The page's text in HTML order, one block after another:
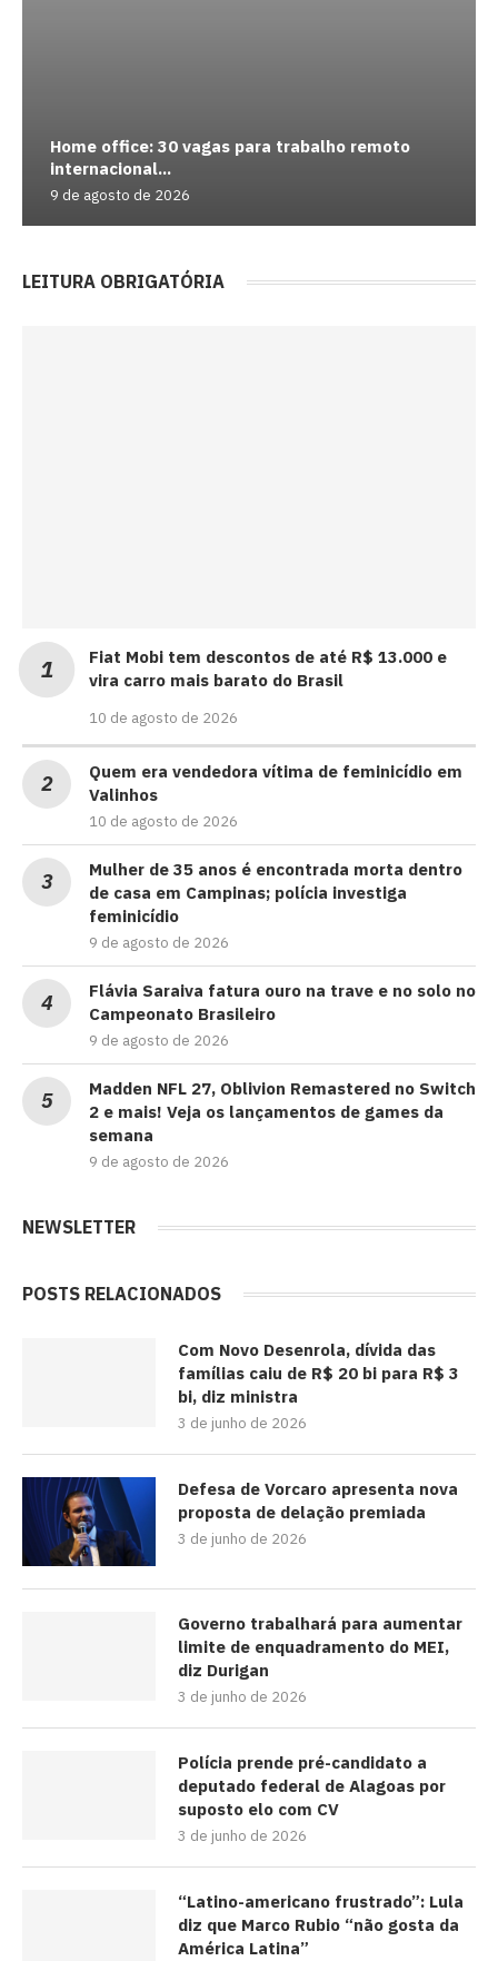
Home office: 30 vagas para trabalho remoto
internacional...
9 de agosto de 2026
LEITURA OBRIGATÓRIA
Fiat Mobi tem descontos de até R$ 13.000 e
vira carro mais barato do Brasil
10 de agosto de 2026
Quem era vendedora vítima de feminicídio em
Valinhos
10 de agosto de 2026
Mulher de 35 anos é encontrada morta dentro
de casa em Campinas; polícia investiga
feminicídio
9 de agosto de 2026
Flávia Saraiva fatura ouro na trave e no solo no
Campeonato Brasileiro
9 de agosto de 2026
Madden NFL 27, Oblivion Remastered no Switch
2 e mais! Veja os lançamentos de games da
semana
9 de agosto de 2026
NEWSLETTER
POSTS RELACIONADOS
Com Novo Desenrola, dívida das
famílias caiu de R$ 20 bi para R$ 3
bi, diz ministra
3 de junho de 2026
Defesa de Vorcaro apresenta nova
proposta de delação premiada
3 de junho de 2026
Governo trabalhará para aumentar
limite de enquadramento do MEI,
diz Durigan
3 de junho de 2026
Polícia prende pré-candidato a
deputado federal de Alagoas por
suposto elo com CV
3 de junho de 2026
“Latino-americano frustrado”: Lula
diz que Marco Rubio “não gosta da
América Latina”